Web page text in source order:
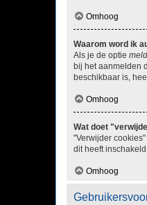
Omhoog
Waarom word ik
Als je de optie
bij het aanmelden
beschikbaar is,
Omhoog
Wat doet
"Verwijder
dit heeft
Omhoog